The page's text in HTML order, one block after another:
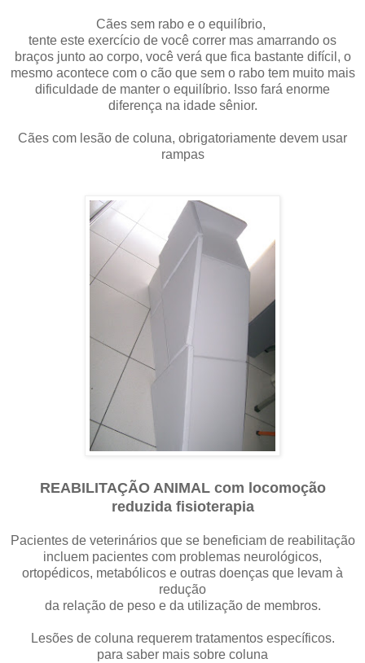
Cães sem rabo e o equilíbrio,
tente este exercício de você correr mas amarrando os
braços junto ao corpo, você verá que fica bastante difícil, o
mesmo acontece com o cão que sem o rabo tem muito mais
dificuldade de manter o equilíbrio. Isso fará enorme
diferença na idade sênior.
Cães com lesão de coluna, obrigatoriamente devem usar
rampas
REABILITAÇÃO ANIMAL com locomoção
reduzida fisioterapia
Pacientes de veterinários que se beneficiam de reabilitação
incluem pacientes com problemas neurológicos,
ortopédicos, metabólicos e outras doenças que levam à
redução
da relação de peso e da utilização de membros.
Lesões de coluna requerem tratamentos específicos.
para saber mais sobre coluna